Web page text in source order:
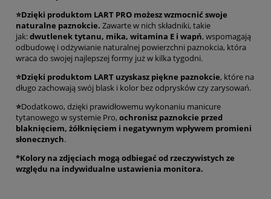
⭐Dzięki produktom LART PRO możesz wzmocnić swoje
naturalne paznokcie. Zawarte w nich składniki, takie
jak:dwutlenek tytanu, mika, witamina E i wapń, wspomagają
odbudowę i odżywianie naturalnej powierzchni paznokcia, która
wraca do swojej najlepszej formy już w kilka tygodni.
⭐Dzięki produktom LART uzyskasz piękne paznokcie, które na
długo zachowają swój blask i kolor bez odprysków czy zarysowań.
⭐Dodatkowo, dzięki prawidłowemu wykonaniu manicure
tytanowego w systemie Pro, ochronisz paznokcie przed
blaknięciem, żółknięciem i negatywnym wpływem promieni
słonecznych.
*Kolory na zdjęciach mogą odbiegać od rzeczywistych ze
względu na indywidualne ustawienia monitora.